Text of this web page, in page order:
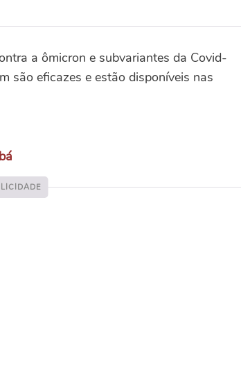
a ômicron e subvariantes da Covid-
são eficazes e estão disponíveis nas